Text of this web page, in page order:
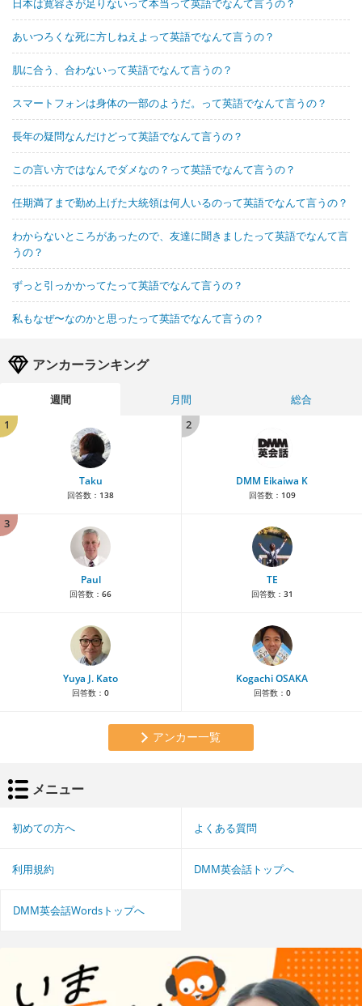
日本は寛容さが足りないって本当って英語でなんて言うの？
あいつろくな死に方しねえよって英語でなんて言うの？
肌に合う、合わないって英語でなんて言うの？
スマートフォンは身体の一部のようだ。って英語でなんて言うの？
長年の疑問なんだけどって英語でなんて言うの？
この言い方ではなんでダメなの？って英語でなんて言うの？
任期満了まで勤め上げた大統領は何人いるのって英語でなんて言うの？
わからないところがあったので、友達に聞きましたって英語でなんて言
うの？
ずっと引っかかってたって英語でなんて言うの？
私もなぜ〜なのかと思ったって英語でなんて言うの？
アンカーランキング
週間 月間
総合
1
Taku
回答数： 138
2
DMM Eikaiwa K
回答数： 109
3
Paul
回答数： 66
TE
回答数： 31
Yuya J. Kato
回答数： 0
Kogachi OSAKA
回答数： 0
アンカー一覧
メニュー
初めての方へ よくある質問
利用規約 DMM英会話トップへ
DMM英会話Wordsトップへ